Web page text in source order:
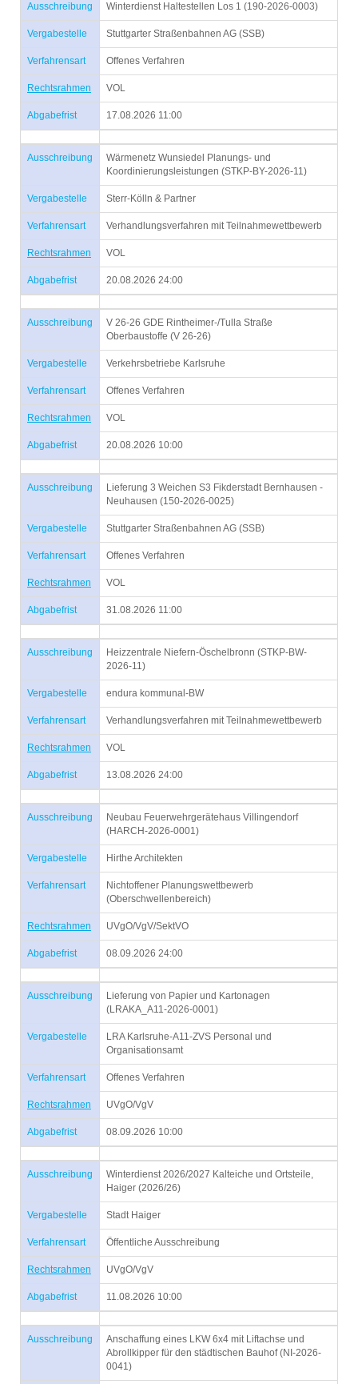
Ausschreibung Winterdienst Haltestellen Los 1 (190-2026-0003)
Vergabestelle Stuttgarter Straßenbahnen AG (SSB)
Verfahrensart Offenes Verfahren
Rechtsrahmen VOL
Abgabefrist 17.08.2026 11:00
Ausschreibung
Wärmenetz Wunsiedel Planungs- und
Koordinierungsleistungen (STKP-BY-2026-11)
Vergabestelle Sterr-Kölln & Partner
Verfahrensart Verhandlungsverfahren mit Teilnahmewettbewerb
Rechtsrahmen VOL
Abgabefrist 20.08.2026 24:00
Ausschreibung
V 26-26 GDE Rintheimer-/Tulla Straße
Oberbaustoffe (V 26-26)
Vergabestelle Verkehrsbetriebe Karlsruhe
Verfahrensart Offenes Verfahren
Rechtsrahmen VOL
Abgabefrist 20.08.2026 10:00
Ausschreibung
Lieferung 3 Weichen S3 Fikderstadt Bernhausen -
Neuhausen (150-2026-0025)
Vergabestelle Stuttgarter Straßenbahnen AG (SSB)
Verfahrensart Offenes Verfahren
Rechtsrahmen VOL
Abgabefrist 31.08.2026 11:00
Ausschreibung
Heizzentrale Niefern-Öschelbronn (STKP-BW-
2026-11)
Vergabestelle endura kommunal-BW
Verfahrensart Verhandlungsverfahren mit Teilnahmewettbewerb
Rechtsrahmen VOL
Abgabefrist 13.08.2026 24:00
Ausschreibung
Neubau Feuerwehrgerätehaus Villingendorf
(HARCH-2026-0001)
Vergabestelle Hirthe Architekten
Verfahrensart
Nichtoffener Planungswettbewerb
(Oberschwellenbereich)
Rechtsrahmen UVgO/VgV/SektVO
Abgabefrist 08.09.2026 24:00
Ausschreibung
Lieferung von Papier und Kartonagen
(LRAKA_A11-2026-0001)
Vergabestelle
LRA Karlsruhe-A11-ZVS Personal und
Organisationsamt
Verfahrensart Offenes Verfahren
Rechtsrahmen UVgO/VgV
Abgabefrist 08.09.2026 10:00
Ausschreibung
Winterdienst 2026/2027 Kalteiche und Ortsteile,
Haiger (2026/26)
Vergabestelle Stadt Haiger
Verfahrensart Öffentliche Ausschreibung
Rechtsrahmen UVgO/VgV
Abgabefrist 11.08.2026 10:00
Ausschreibung
Anschaffung eines LKW 6x4 mit Liftachse und
Abrollkipper für den städtischen Bauhof (NI-2026-
0041)